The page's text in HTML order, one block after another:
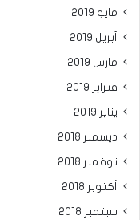
مايو 2019
أبريل 2019
مارس 2019
فبراير 2019
يناير 2019
ديسمبر 2018
نوفمبر 2018
أكتوبر 2018
سبتمبر 2018